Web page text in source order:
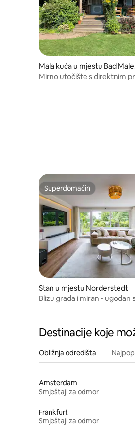
Mala kuća u mjestu Bad
e (OT Timmdorf)
Mirno utočište s direktnim
Superdomaćin
Superdomaćin
Stan u mjestu Norderstedt
Blizu grada i miran - ugodan
Destinacije koje
Obližnja odredišta
Amsterdam
Smještaji za odmor
Frankfurt
Smještaji za odmor